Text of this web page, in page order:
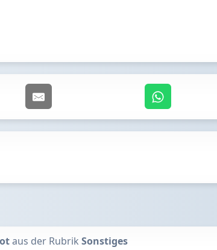
aus der Rubrik Sonstiges